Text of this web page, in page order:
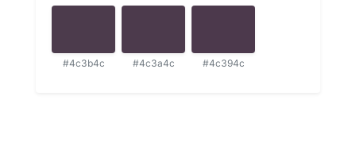
#4c3b4c #4c3a4c #4c394c